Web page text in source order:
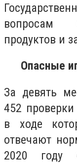
вопросам
продуктов и
Опасные
За девять
452 проверки
в ходе
отвечают
2020 году